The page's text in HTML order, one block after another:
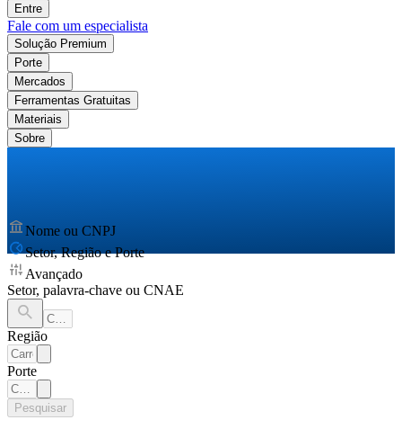
Entre
Fale com um especialista
Solução Premium
Porte
Mercados
Ferramentas Gratuitas
Materiais
Sobre
Nome ou CNPJ
Setor, Região e Porte
Avançado
Setor, palavra-chave ou CNAE
Região
Porte
Pesquisar